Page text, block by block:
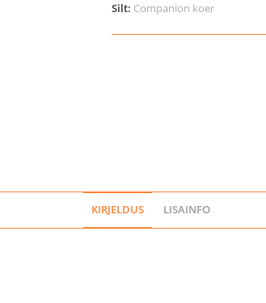
koertele
Silt: Companion koer
KIRJELDUS LISAINFO